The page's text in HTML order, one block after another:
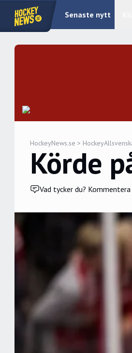
Senaste nytt
HockeyNews.se >
Körde
Vad tycker du?